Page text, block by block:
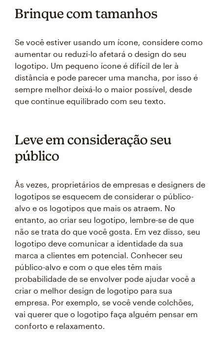
Brinque com tamanhos
Se você estiver usando um ícone, considere como
aumentar ou reduzi-lo afetará o design do seu
logotipo. Um pequeno ícone é difícil de ler à
distância e pode parecer uma mancha, por isso é
sempre melhor deixá-lo o maior possível, desde
que continue equilibrado com seu texto.
Leve em consideração seu
público
Às vezes, proprietários de empresas e designers de
logotipos se esquecem de considerar o público-
alvo e os logotipos que mais os atraem. No
entanto, ao criar seu logotipo, lembre-se de que
não se trata do que você gosta. Em vez disso, seu
logotipo deve comunicar a identidade da sua
marca a clientes em potencial. Conhecer seu
público-alvo e com o que eles têm mais
probabilidade de se envolver pode ajudar você a
criar o melhor design de logotipo para sua
empresa. Por exemplo, se você vende colchões,
vai querer que o logotipo faça alguém pensar em
conforto e relaxamento.